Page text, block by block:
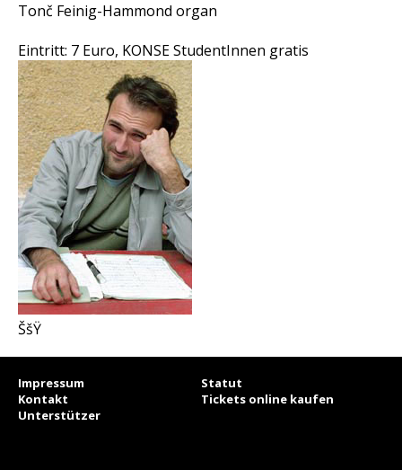
Tonč Feinig-Hammond organ
Eintritt: 7 Euro, KONSE StudentInnen gratis
ŠšŸ
Impressum
Statut
Kontakt
Tickets online kaufen
Unterstützer